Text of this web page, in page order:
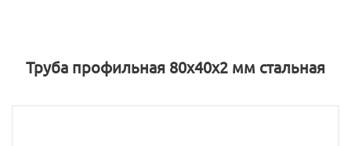
Труба профильная 80х40х2 мм стальная